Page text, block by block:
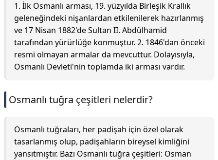
1. İlk Osmanlı arması, 19. yüzyılda Birleşik Krallık
geleneğindeki nişanlardan etkilenilerek hazırlanmış
ve 17 Nisan 1882'de Sultan II. Abdülhamid
tarafından yürürlüğe konmuştur. 2. 1846'dan önceki
resmi olmayan armalar da mevcuttur. Dolayısıyla,
Osmanlı Devleti'nin toplamda iki arması vardır.
Osmanlı tuğra çeşitleri nelerdir?
Osmanlı tuğraları, her padişah için özel olarak
tasarlanmış olup, padişahların bireysel kimliğini
yansıtmıştır. Bazı Osmanlı tuğra çeşitleri: Osman